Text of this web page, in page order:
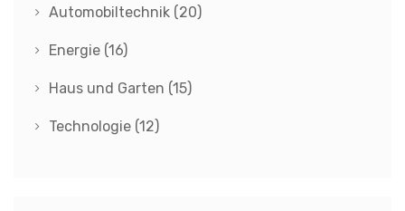
Automobiltechnik (20)
Energie (16)
Haus und Garten (15)
Technologie (12)